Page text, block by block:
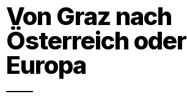
Von Graz nach
Österreich oder
Europa